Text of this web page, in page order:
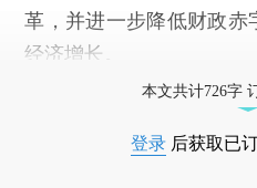
革，并进一步降低财政
经济增长。
本文共计726字
登录 后获取已